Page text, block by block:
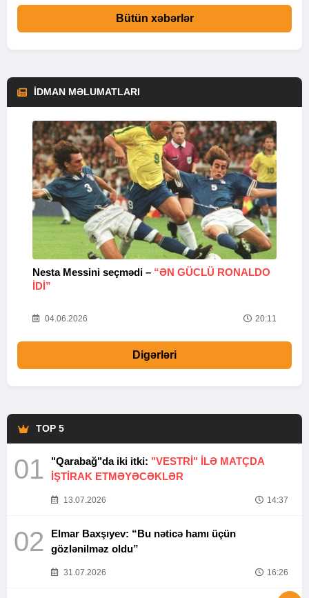
Bütün xəbərlər
İDMAN MƏLUMATLARI
Nesta Messini seçmədi – “ƏN GÜCLÜ RONALDO
IDI”
04.06.2026 20:11
Digərləri
TOP 5
01 "Qarabağ"da iki itki: "VESTRİ" İLƏ MATÇDA
İŞTİRAK ETMƏYƏCƏKLƏR
13.07.2026 14:37
02
Elmar Baxşıyev: “Bu nəticə hamı üçün
gözlənilməz oldu”
31.07.2026 16:26